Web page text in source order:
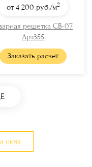
от 4 200 руб./м2
решетка СВ-07
Арт355
Заказать расчет
окна